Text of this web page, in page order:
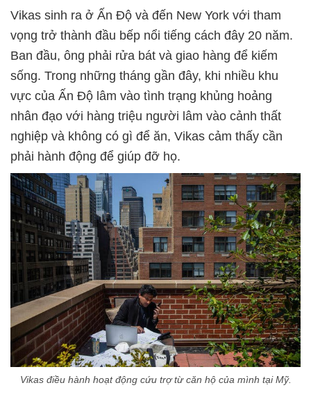
Vikas sinh ra ở Ấn Độ và đến New York với tham
vọng trở thành đầu bếp nổi tiếng cách đây 20 năm.
Ban đầu, ông phải rửa bát và giao hàng để kiếm
sống. Trong những tháng gần đây, khi nhiều khu
vực của Ấn Độ lâm vào tình trạng khủng hoảng
nhân đạo với hàng triệu người lâm vào cảnh thất
nghiệp và không có gì để ăn, Vikas cảm thấy cần
phải hành động để giúp đỡ họ.
Vikas điều hành hoạt động cứu trợ từ căn hộ của mình tại Mỹ.